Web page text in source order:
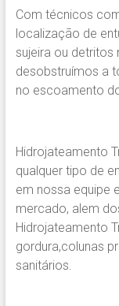
Com técnicos
localização de
sujeira ou detritos
desobstruímos a
no escoamento
Hidrojateamento
qualquer tipo de
em nossa equipe
mercado, alem
Hidrojateamento
gordura,colunas
sanitários.